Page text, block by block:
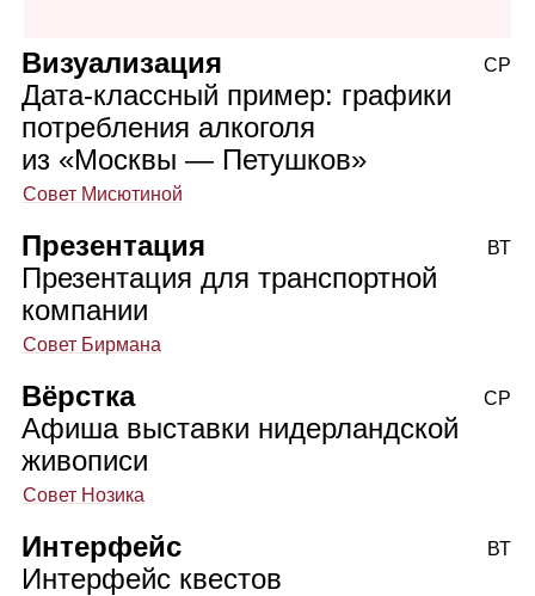
Визуализация
Дата‑классный пример: графики
потребления алкоголя
из «Москвы — Петушков»
Совет Мисютиной
СР
Презентация
Презентация для транспортной
компании
Совет Бирмана
ВТ
Вёрстка
Афиша выставки нидерландской
живописи
Совет Нозика
СР
Интерфейс
Интерфейс квестов
ВТ